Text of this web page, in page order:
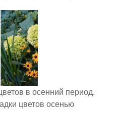
в осенний период.
цветов осенью